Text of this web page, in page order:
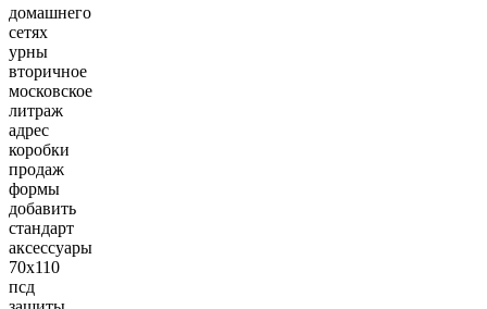
домашнего
сетях
урны
вторичное
московское
литраж
адрес
коробки
продаж
формы
добавить
стандарт
аксессуары
70х110
псд